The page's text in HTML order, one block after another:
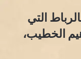
التي
الخطيب،